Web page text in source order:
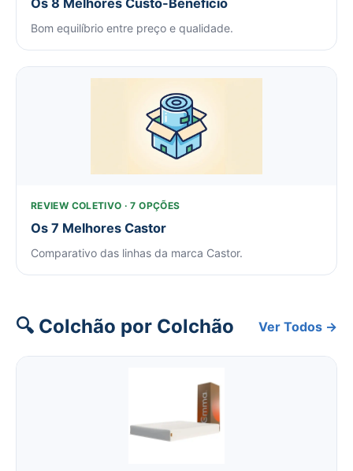
Os 8 Melhores Custo-Benefício
Bom equilíbrio entre preço e qualidade.
REVIEW COLETIVO · 7 OPÇÕES
Os 7 Melhores Castor
Comparativo das linhas da marca Castor.
🔍 Colchão por Colchão Ver Todos →